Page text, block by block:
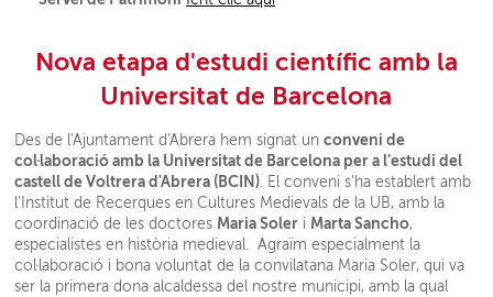
Nova etapa d'estudi científic amb la
Universitat de Barcelona
Des de l'Ajuntament d'Abrera hem signat unconveni de
col·laboració amb la Universitat de Barcelona per a l’estudi del
castell de Voltrera d'Abrera (BCIN). El conveni s'ha establert amb
l’Institut de Recerques en Cultures Medievals de la UB, amb la
coordinació de les doctores Maria Soler i Marta Sancho,
especialistes en història medieval. Agraïm especialment la
col·laboració i bona voluntat de la convilatana Maria Soler, qui va
ser la primera dona alcaldessa del nostre municipi, amb la qual